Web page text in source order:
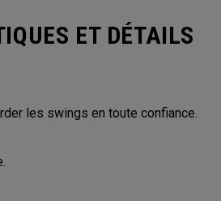
ET DÉTAILS
les swings en toute confiance.